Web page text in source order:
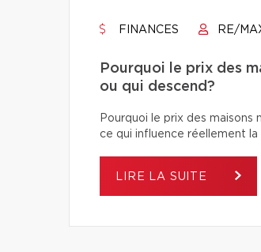
FINANCES RE/
Pourquoi le prix des
ou qui descend?
Pourquoi le prix des
ce qui influence réellement la
LIRE LA SUITE